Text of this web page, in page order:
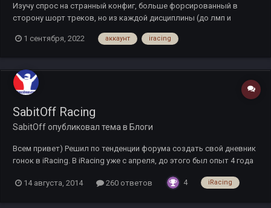
Изучу спрос на странный конфиг, больше форсированный в
сторону шорт треков, но из каждой дисциплины (до лмп и
иной степени. Допами порядка 30 автомобилей (в смысле
1 сентября, 2022 аккаунт iracing
SabitOff Racing
SabitOffопубликовал тема в Блоги
Всем привет) Решил по тенденции форума создать свой дневник
гонок в iRacing. В iRacing уже с апреля, до этого был опыт 4 года
которые на мой взгляд запомнились и отложились в моей
14 августа, 2014 260 ответов 4 iRacing